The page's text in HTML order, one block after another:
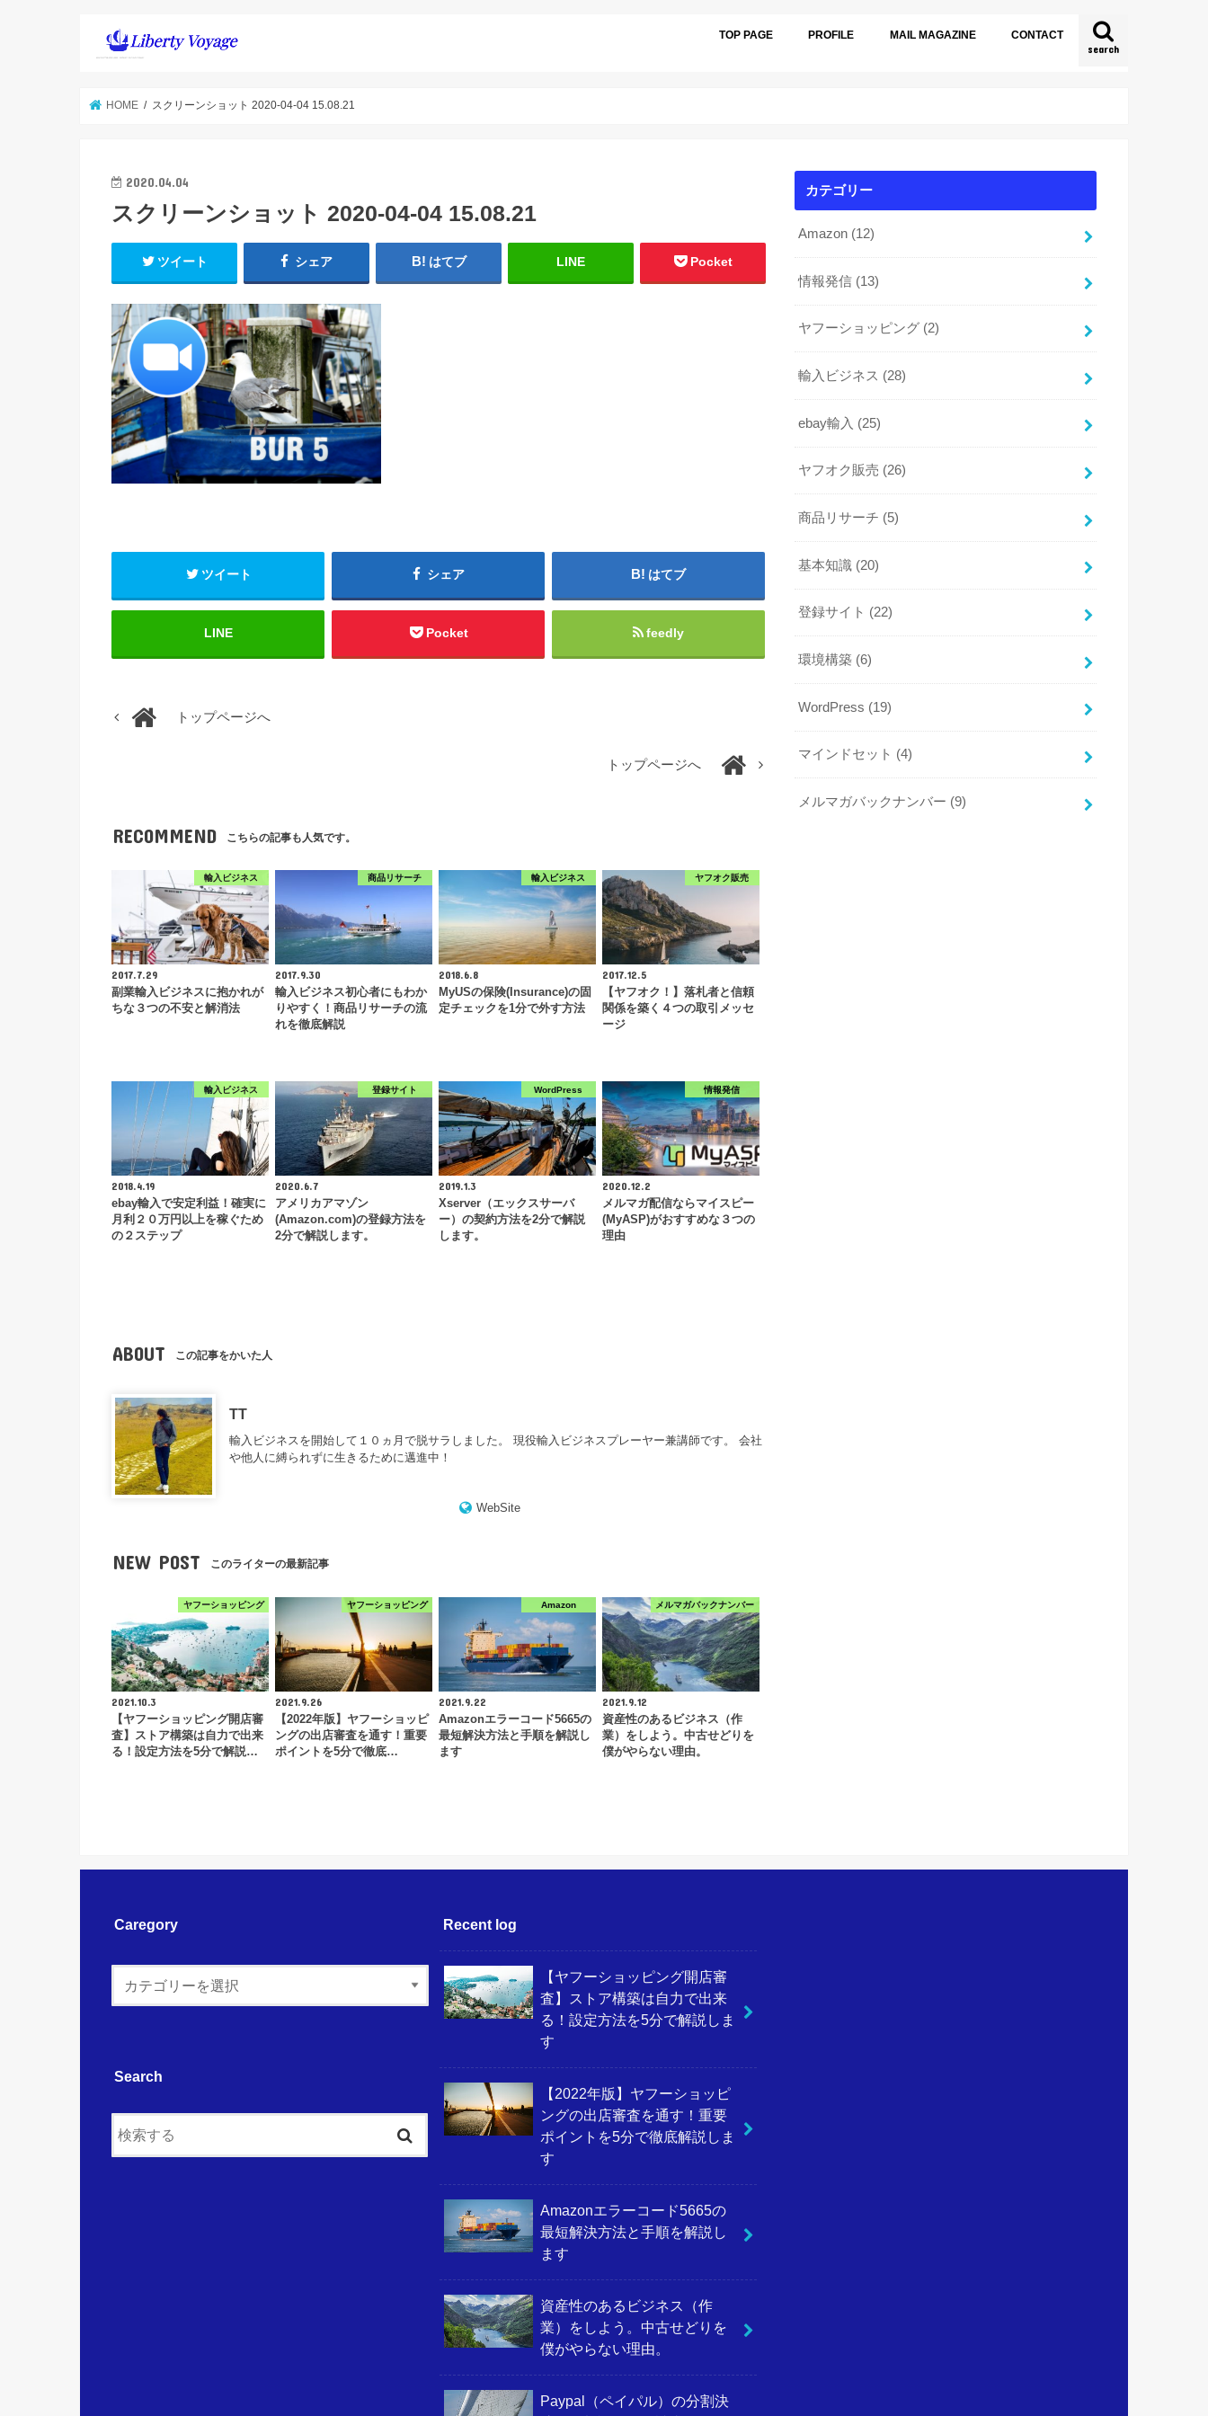
search
TOP PAGE PROFILE MAIL MAGAZINE CONTACT
HOME スクリーンショット 2020-04-04 15.08.21
2020.04.04
スクリーンショット 2020-04-04 15.08.21
ツイート シェア はてブ LINE Pocket
ツイート シェア はてブ
LINE Pocket feedly
トップページへ
トップページへ
RECOMMEND こちらの記事も人気です。
輸入ビジネス
2017.7.29
副業輸入ビジネスに抱かれが
ちな３つの不安と解消法
商品リサーチ
2017.9.30
輸入ビジネス初心者にもわか
りやすく！商品リサーチの流
れを徹底解説
輸入ビジネス
2018.6.8
MyUSの保険(Insurance)の固
定チェックを1分で外す方法
ヤフオク販売
2017.12.5
【ヤフオク！】落札者と信頼
関係を築く４つの取引メッセ
ージ
輸入ビジネス
2018.4.19
ebay輸入で安定利益！確実に
月利２０万円以上を稼ぐため
の２ステップ
登録サイト
2020.6.7
アメリカアマゾン
(Amazon.com)の登録方法を
2分で解説します。
WordPress
2019.1.3
Xserver（エックスサーバ
ー）の契約方法を2分で解説
します。
情報発信
2020.12.2
メルマガ配信ならマイスピー
(MyASP)がおすすめな３つの
理由
ABOUT この記事をかいた人
TT
輸入ビジネスを開始して１０ヵ月で脱サラしました。 現役輸入ビジネスプレーヤー兼講師です。 会社
や他人に縛られずに生きるために邁進中！
WebSite
NEW POST このライターの最新記事
ヤフーショッピング
2021.10.3
【ヤフーショッピング開店審
査】ストア構築は自力で出来
る！設定方法を5分で解説…
ヤフーショッピング
2021.9.26
【2022年版】ヤフーショッピ
ングの出店審査を通す！重要
ポイントを5分で徹底…
Amazon
2021.9.22
Amazonエラーコード5665の
最短解決方法と手順を解説し
ます
メルマガバックナンバー
2021.9.12
資産性のあるビジネス（作
業）をしよう。中古せどりを
僕がやらない理由。
カテゴリー
Amazon (12)
情報発信 (13)
ヤフーショッピング (2)
輸入ビジネス (28)
ebay輸入 (25)
ヤフオク販売 (26)
商品リサーチ (5)
基本知識 (20)
登録サイト (22)
環境構築 (6)
WordPress (19)
マインドセット (4)
メルマガバックナンバー (9)
Caregory
Search
Recent log
【ヤフーショッピング開店審
査】ストア構築は自力で出来
る！設定方法を5分で解説しま
す
【2022年版】ヤフーショッピ
ングの出店審査を通す！重要
ポイントを5分で徹底解説しま
す
Amazonエラーコード5665の
最短解決方法と手順を解説し
ます
資産性のあるビジネス（作
業）をしよう。中古せどりを
僕がやらない理由。
Paypal（ペイパル）の分割決